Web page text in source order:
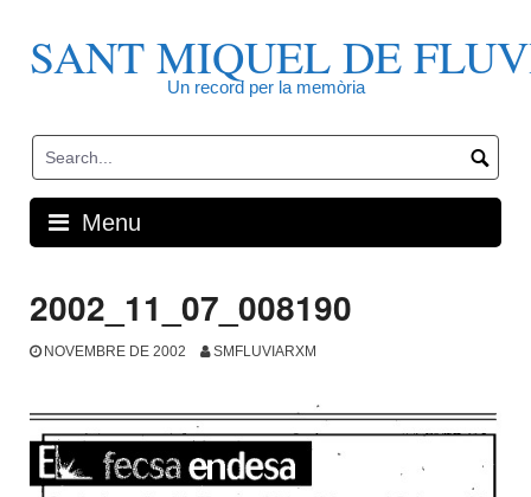
contentSANT MIQUEL DE
Un record per la memòria
Menu
2002_11_07_008190
NOVEMBRE DE 2002 SMFLUVIARXM